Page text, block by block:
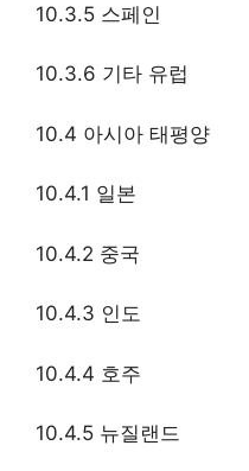
10.3.5 스페인
10.3.6 기타 유럽
10.4 아시아 태평양
10.4.1 일본
10.4.2 중국
10.4.3 인도
10.4.4 호주
10.4.5 뉴질랜드